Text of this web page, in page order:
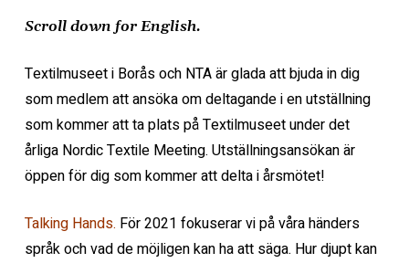
Scroll down for English.
Textilmuseet i Borås och NTA är glada att bjuda in dig
som medlem att ansöka om deltagande i en utställning
som kommer att ta plats på Textilmuseet under det
årliga Nordic Textile Meeting. Utställningsansökan är
öppen för dig som kommer att delta i årsmötet!
Talking Hands. För 2021 fokuserar vi på våra händers
språk och vad de möjligen kan ha att säga. Hur djupt kan